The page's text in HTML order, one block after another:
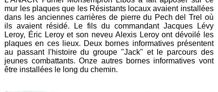
mur les plaques que les Résistants locaux avaient installées
dans les anciennes carrières de pierre du Pech del Trel où
ils avaient résidé. Le fils du commandant Jacques Lévy
Leroy, Éric Leroy et son neveu Alexis Leroy ont dévoilé les
plaques en ces lieux. Deux bornes informatives présentent
au passant l'histoire du groupe "Jack" et le parcours des
jeunes combattants. Onze autres bornes informatives vont
être installées le long du chemin.